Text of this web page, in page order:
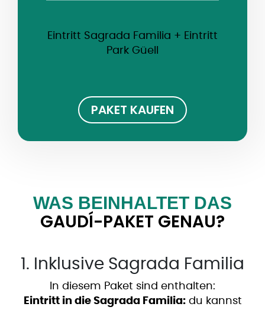
Eintritt Sagrada Familia + Eintritt
Park Güell
PAKET KAUFEN
1. Inklusive Sagrada Familia
In diesem Paket sind enthalten:
Eintritt in die Sagrada Familia:du kannst
WAS BEINHALTET DAS
GAUDÍ-PAKET GENAU?